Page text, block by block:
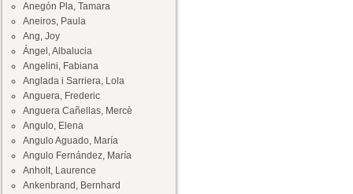
Anegón Pla, Tamara
Aneiros, Paula
Ang, Joy
Ángel, Albalucia
Angelini, Fabiana
Anglada i Sarriera, Lola
Anguera, Frederic
Anguera Cañellas, Mercè
Angulo, Elena
Angulo Aguado, María
Angulo Fernández, María
Anholt, Laurence
Ankenbrand, Bernhard